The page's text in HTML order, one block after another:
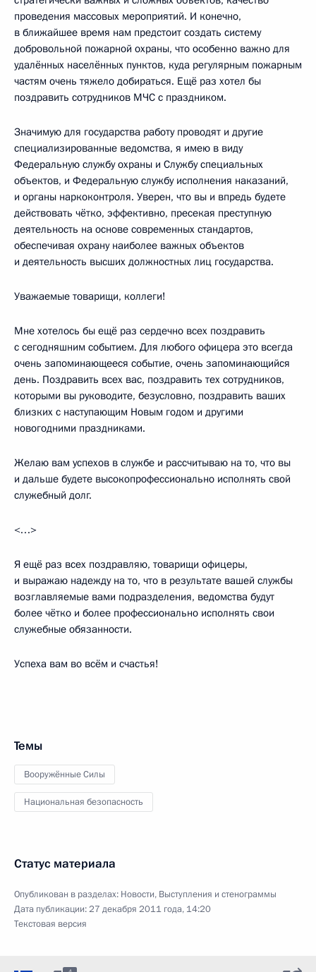
проведения массовых мероприятий. И конечно,
в ближайшее время нам предстоит создать систему
добровольной пожарной охраны, что особенно важно для
удалённых населённых пунктов, куда регулярным пожарным
частям очень тяжело добираться. Ещё раз хотел бы
поздравить сотрудников МЧС с праздником.
Значимую для государства работу проводят и другие
специализированные ведомства, я имею в виду
Федеральную службу охраны и Службу специальных
объектов, и Федеральную службу исполнения наказаний,
и органы наркоконтроля. Уверен, что вы и впредь будете
действовать чётко, эффективно, пресекая преступную
деятельность на основе современных стандартов,
обеспечивая охрану наиболее важных объектов
и деятельность высших должностных лиц государства.
Уважаемые товарищи, коллеги!
Мне хотелось бы ещё раз сердечно всех поздравить
с сегодняшним событием. Для любого офицера это всегда
очень запоминающееся событие, очень запоминающийся
день. Поздравить всех вас, поздравить тех сотрудников,
которыми вы руководите, безусловно, поздравить ваших
близких с наступающим Новым годом и другими
новогодними праздниками.
Желаю вам успехов в службе и рассчитываю на то, что вы
и дальше будете высокопрофессионально исполнять свой
служебный долг.
<…>
Я ещё раз всех поздравляю, товарищи офицеры,
и выражаю надежду на то, что в результате вашей службы
возглавляемые вами подразделения, ведомства будут
более чётко и более профессионально исполнять свои
служебные обязанности.
Успеха вам во всём и счастья!
Темы
Вооружённые Силы
Национальная безопасность
Статус материала
Опубликован в разделах: Новости, Выступления и стенограммы
Дата публикации:27 декабря 2011 года, 14:20
Текстовая версия